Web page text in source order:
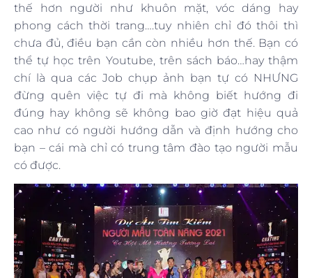
thế hơn người như khuôn mặt, vóc dáng hay
phong cách thời trang….tuy nhiên chỉ đó thôi thì
chưa đủ, điều bạn cần còn nhiều hơn thế. Bạn có
thể tự học trên Youtube, trên sách báo…hay thậm
chí là qua các Job chụp ảnh bạn tự có NHƯNG
đừng quên việc tự đi mà không biết hướng đi
đúng hay không sẽ không bao giờ đạt hiệu quả
cao như có người hướng dẫn và định hướng cho
bạn – cái mà chỉ có trung tâm đào tạo người mẫu
có được.